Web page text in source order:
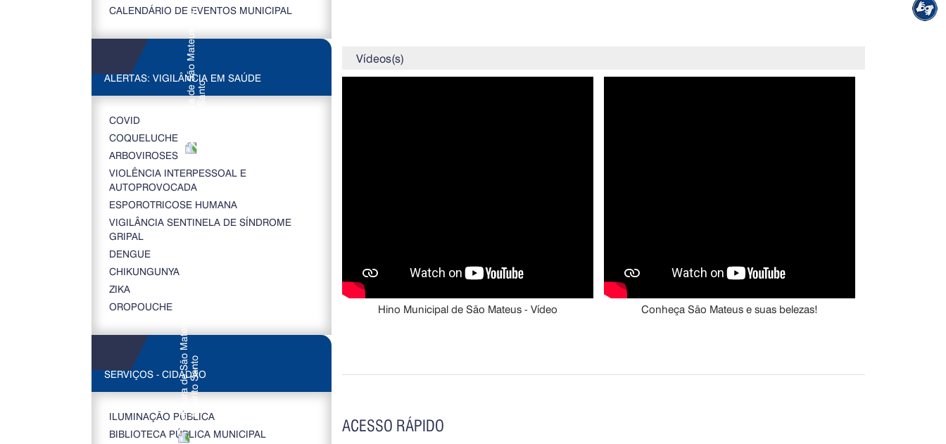
CALENDÁRIO DE EVENTOS MUNICIPAL
ALERTAS: VIGILÂNCIA EM SAÚDE
COVID
COQUELUCHE
ARBOVIROSES
VIOLÊNCIA INTERPESSOAL E
AUTOPROVOCADA
ESPOROTRICOSE HUMANA
VIGILÂNCIA SENTINELA DE SÍNDROME
GRIPAL
DENGUE
CHIKUNGUNYA
ZIKA
OROPOUCHE
SERVIÇOS - CIDADÃO
ILUMINAÇÃO PÚBLICA
BIBLIOTECA PÚBLICA MUNICIPAL
Vídeos(s)
Hino Municipal de São Mateus - Vídeo Conheça São Mateus e suas belezas!
ACESSO RÁPIDO